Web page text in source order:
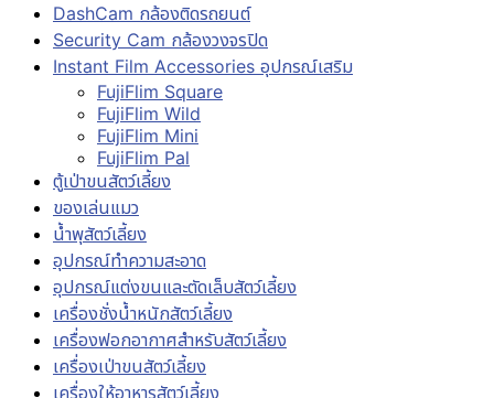
DashCam กล้องติดรถยนต์
Security Cam กล้องวงจรปิด
Instant Film Accessories อุปกรณ์เสริม
FujiFlim Square
FujiFlim Wild
FujiFlim Mini
FujiFlim Pal
ตู้เป่าขนสัตว์เลี้ยง
ของเล่นแมว
น้ำพุสัตว์เลี้ยง
อุปกรณ์ทำความสะอาด
อุปกรณ์แต่งขนและตัดเล็บสัตว์เลี้ยง
เครื่องชั่งน้ำหนักสัตว์เลี้ยง
เครื่องฟอกอากาศสำหรับสัตว์เลี้ยง
เครื่องเป่าขนสัตว์เลี้ยง
เครื่องให้อาหารสัตว์เลี้ยง